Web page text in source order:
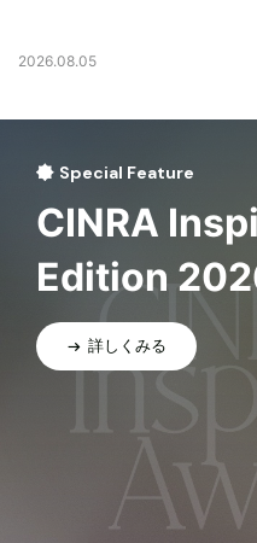
2026.08.05
Special Feature
CINRA
Edition
詳しくみる